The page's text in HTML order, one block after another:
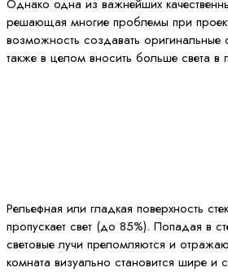
Однако одна из важнейших
решающая многие проблемы при
возможность создавать оригинальные
также в целом вносить больше света в
Рельефная или гладкая поверхность
пропускает свет (до 85%). Попадая в
световые лучи преломляются и
комната визуально становится шире и